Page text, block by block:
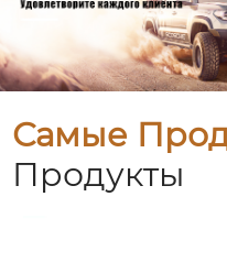
Самые
Продукты